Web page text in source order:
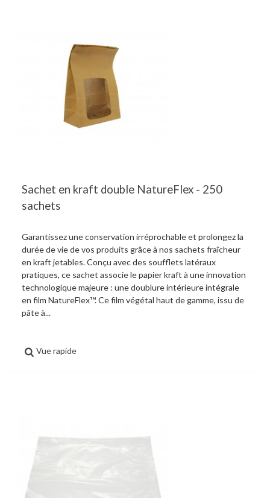
Sachet en kraft double NatureFlex - 250
sachets
Garantissez une conservation irréprochable et prolongez la
durée de vie de vos produits grâce à nos sachets fraîcheur
en kraft jetables. Conçu avec des soufflets latéraux
pratiques, ce sachet associe le papier kraft à une innovation
technologique majeure : une doublure intérieure intégrale
en film NatureFlex™. Ce film végétal haut de gamme, issu de
pâte à...
Vue rapide